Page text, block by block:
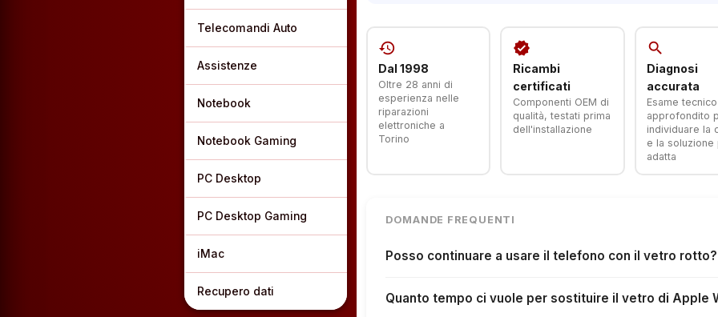
Telecomandi Auto
Assistenze
Notebook
Notebook Gaming
PC Desktop
PC Desktop Gaming
iMac
Recupero dati
history
Dal 1998
Oltre 28 anni di
esperienza nelle
riparazioni
elettroniche a
Torino
verified
Ricambi
certificati
Componenti OEM di
qualità, testati prima
dell'installazione
search
Diagnosi
accurata
Esame tecnico
approfondito
individuare la
e la soluzione
adatta
DOMANDE FREQUENTI
Posso continuare a usare il telefono con il vetro rotto?
Quanto tempo ci vuole per sostituire il vetro di Apple